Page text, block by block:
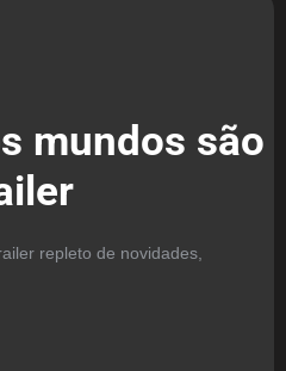
mundos são
repleto de novidades,